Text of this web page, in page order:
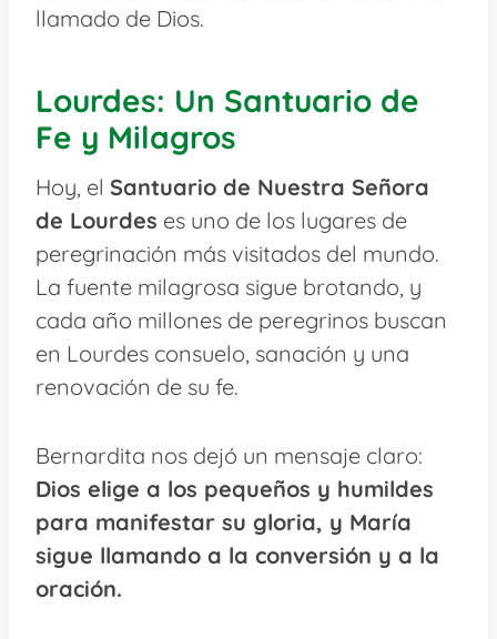
llamado de Dios.
Lourdes: Un Santuario de
Fe y Milagros
Hoy, el Santuario de Nuestra Señora
de Lourdes es uno de los lugares de
peregrinación más visitados del mundo.
La fuente milagrosa sigue brotando, y
cada año millones de peregrinos buscan
en Lourdes consuelo, sanación y una
renovación de su fe.
Bernardita nos dejó un mensaje claro:
Dios elige a los pequeños y humildes
para manifestar su gloria, y María
sigue llamando a la conversión y a la
oración.